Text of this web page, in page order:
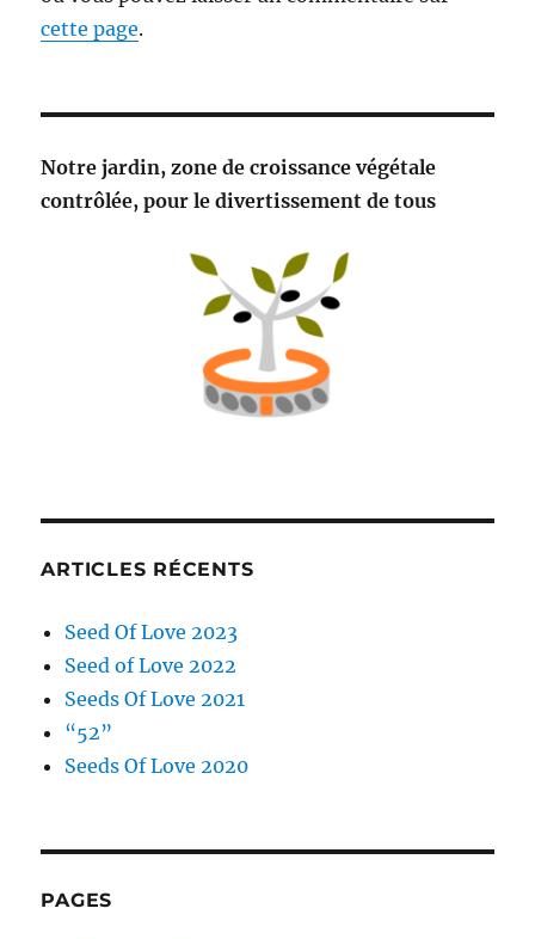
cette page.
Notre jardin, zone de croissance végétale
contrôlée, pour le divertissement de tous
ARTICLES RÉCENTS
Seed Of Love 2023
Seed of Love 2022
Seeds Of Love 2021
“52”
Seeds Of Love 2020
PAGES